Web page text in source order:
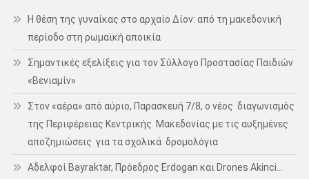
Η θέση της γυναίκας στο αρχαίο Δίον: από τη μακεδονική
περίοδο στη ρωμαϊκή αποικία
Σημαντικές εξελίξεις για τον Σύλλογο Προστασίας Παιδιών
«Βενιαμίν»
Στον «αέρα» από αύριο, Παρασκευή 7/8, ο νέος διαγωνισμός
της Περιφέρειας Κεντρικής Μακεδονίας με τις αυξημένες
αποζημιώσεις για τα σχολικά δρομολόγια
Αδελφοί Bayraktar, Πρόεδρος Erdogan και Drones Akinci…